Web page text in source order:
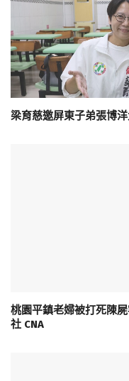
梁育慈邀屏東子弟張博
桃園平鎮老婦被打死陳
社 CNA